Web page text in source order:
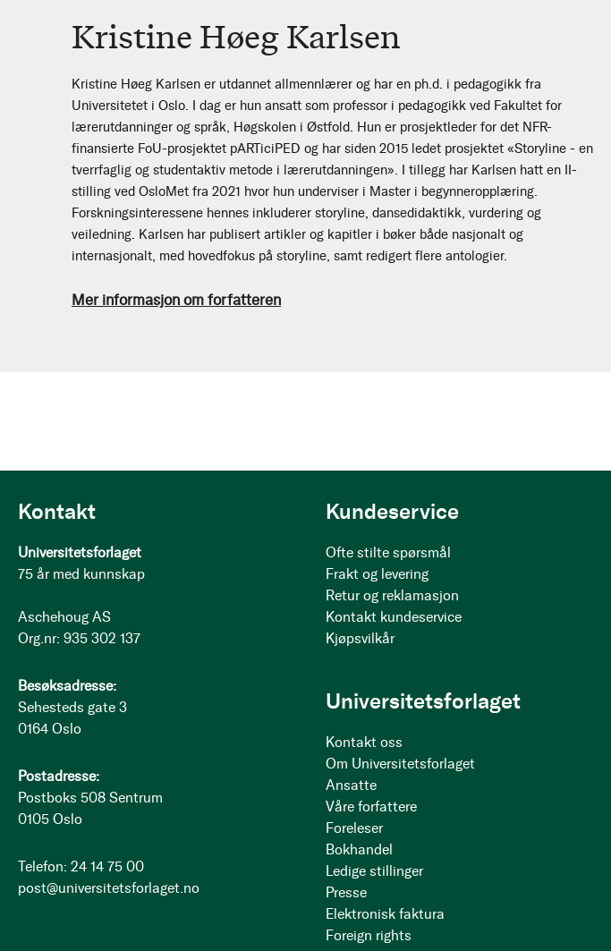
Kristine Høeg Karlsen
Kristine Høeg Karlsen er utdannet allmennlærer og har en ph.d. i pedagogikk fra
Universitetet i Oslo. I dag er hun ansatt som professor i pedagogikk ved Fakultet for
lærerutdanninger og språk, Høgskolen i Østfold. Hun er prosjektleder for det NFR-
finansierte FoU-prosjektet pARTiciPED og har siden 2015 ledet prosjektet «Storyline - en
tverrfaglig og studentaktiv metode i lærerutdanningen». I tillegg har Karlsen hatt en II-
stilling ved OsloMet fra 2021 hvor hun underviser i Master i begynneropplæring.
Forskningsinteressene hennes inkluderer storyline, dansedidaktikk, vurdering og
veiledning. Karlsen har publisert artikler og kapitler i bøker både nasjonalt og
internasjonalt, med hovedfokus på storyline, samt redigert flere antologier.
Mer informasjon om forfatteren
Kontakt
Universitetsforlaget
75 år med kunnskap
Aschehoug AS
Org.nr: 935 302 137
Besøksadresse:
Sehesteds gate 3
0164 Oslo
Postadresse:
Postboks 508 Sentrum
0105 Oslo
Telefon: 24 14 75 00
post@universitetsforlaget.no
Kundeservice
Ofte stilte spørsmål
Frakt og levering
Retur og reklamasjon
Kontakt kundeservice
Kjøpsvilkår
Universitetsforlaget
Kontakt oss
Om Universitetsforlaget
Ansatte
Våre forfattere
Foreleser
Bokhandel
Ledige stillinger
Presse
Elektronisk faktura
Foreign rights